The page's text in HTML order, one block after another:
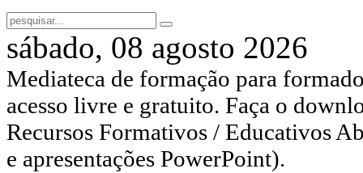
sábado, 08 agosto 2026
Mediateca de formação para
acesso livre e gratuito. Faça o
Recursos Formativos / Educativos
e apresentações PowerPoint).